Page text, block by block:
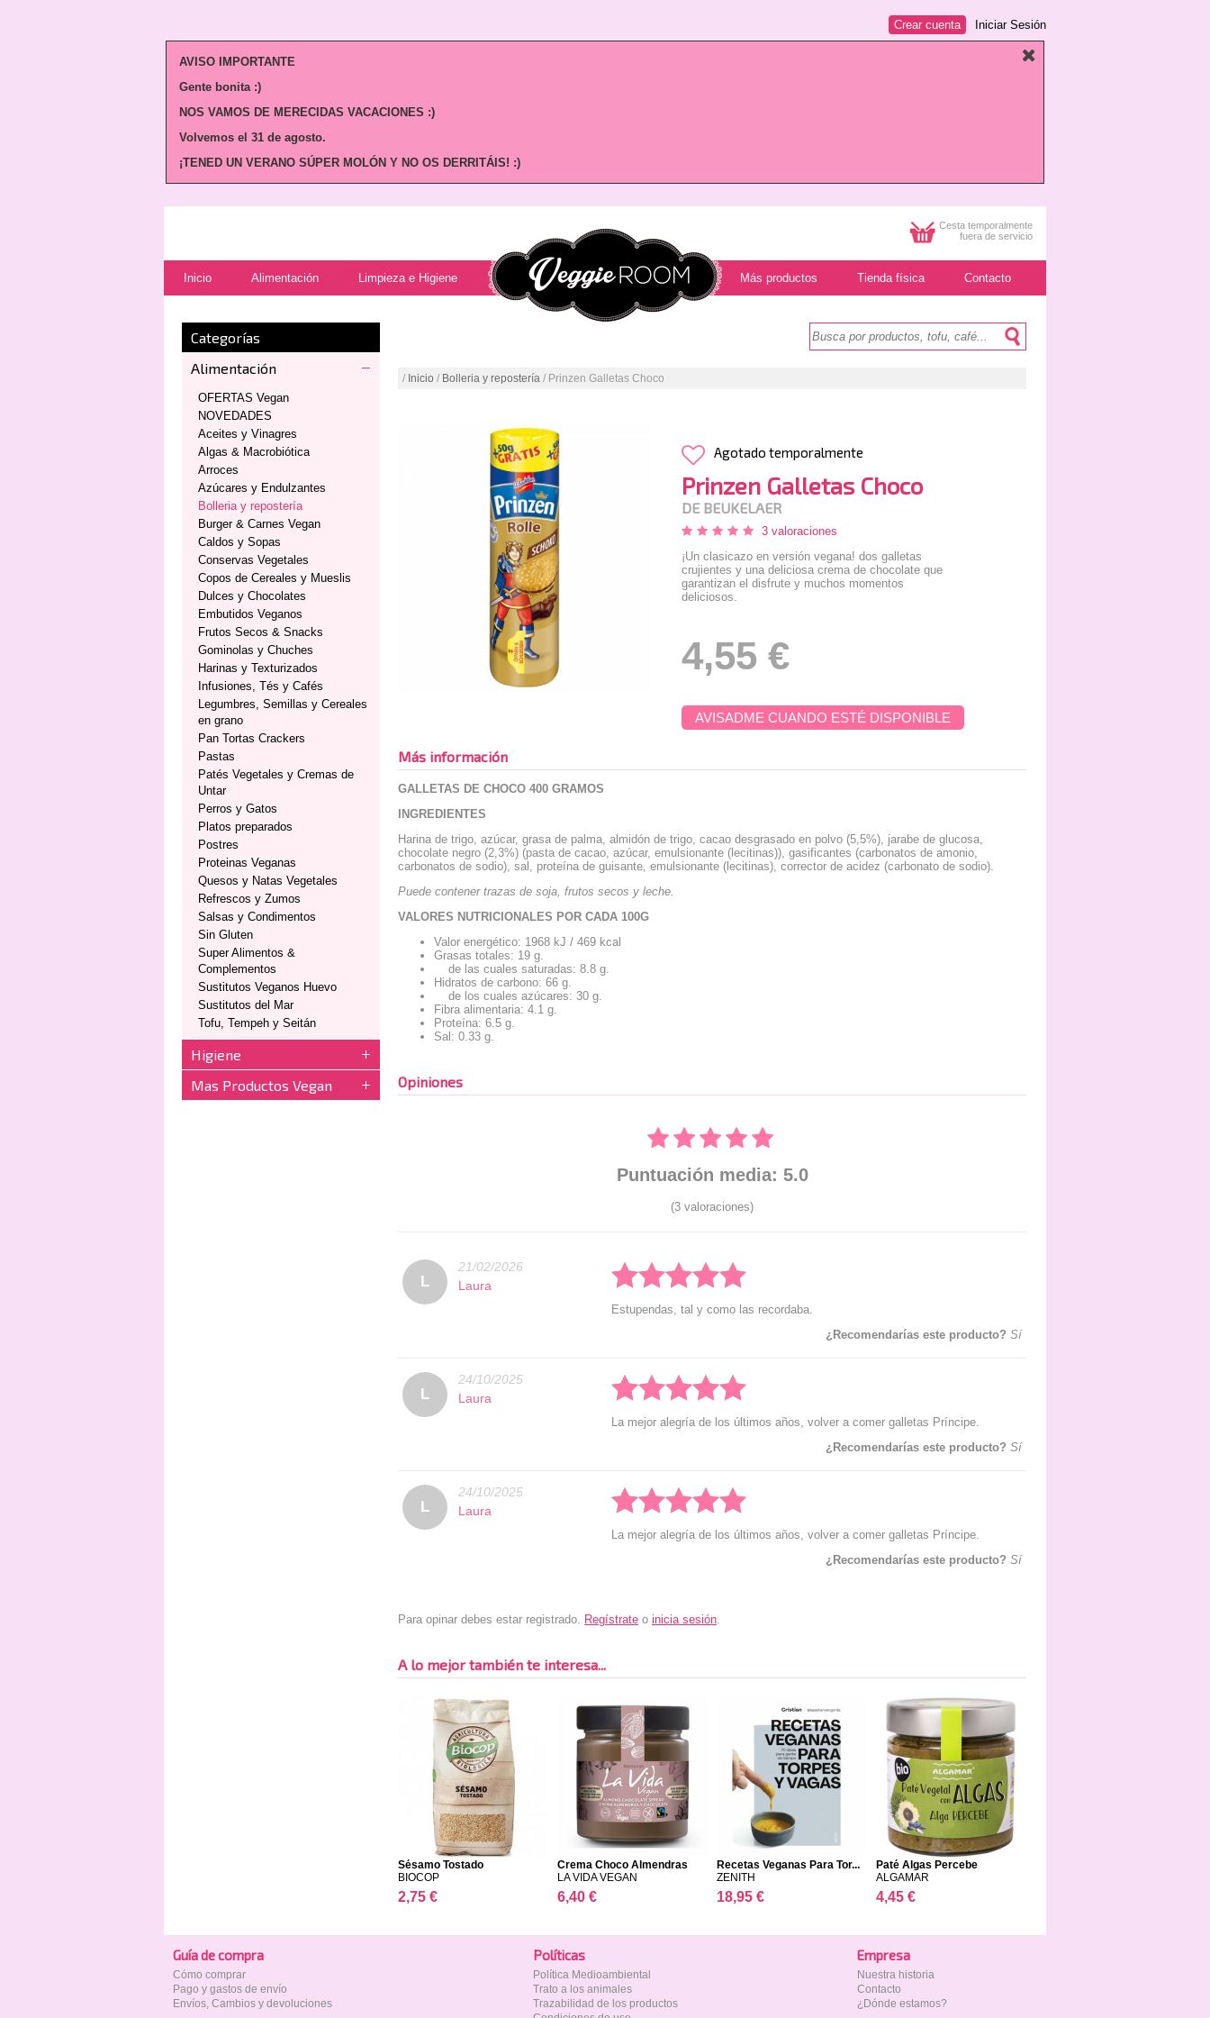
Iniciar Sesión
Crear cuenta
AVISO IMPORTANTE
Gente bonita :)
NOS VAMOS DE MERECIDAS VACACIONES :)
Volvemos el 31 de agosto.
¡TENED UN VERANO SÚPER MOLÓN Y NO OS DERRITÁIS! :)
Cesta temporalmente
fuera de servicio
Inicio Alimentación Limpieza e Higiene Más productos Tienda física Contacto
Categorías
Alimentación
OFERTAS Vegan
NOVEDADES
Aceites y Vinagres
Algas & Macrobiótica
Arroces
Azúcares y Endulzantes
Bolleria y repostería
Burger & Carnes Vegan
Caldos y Sopas
Conservas Vegetales
Copos de Cereales y Mueslis
Dulces y Chocolates
Embutidos Veganos
Frutos Secos & Snacks
Gominolas y Chuches
Harinas y Texturizados
Infusiones, Tés y Cafés
Legumbres, Semillas y Cereales
en grano
Pan Tortas Crackers
Pastas
Patés Vegetales y Cremas de
Untar
Perros y Gatos
Platos preparados
Postres
Proteinas Veganas
Quesos y Natas Vegetales
Refrescos y Zumos
Salsas y Condimentos
Sin Gluten
Super Alimentos &
Complementos
Sustitutos Veganos Huevo
Sustitutos del Mar
Tofu, Tempeh y Seitán
Higiene
Mas Productos Vegan
/ Inicio / Bolleria y repostería / Prinzen Galletas Choco
Agotado temporalmente
Prinzen Galletas Choco
DE BEUKELAER
3 valoraciones
¡Un clasicazo en versión vegana! dos galletas
crujientes y una deliciosa crema de chocolate que
garantizan el disfrute y muchos momentos
deliciosos.
4,55 €
AVISADME CUANDO ESTÉ DISPONIBLE
Más información
GALLETAS DE CHOCO 400 GRAMOS
INGREDIENTES
Harina de trigo, azúcar, grasa de palma, almidón de trigo, cacao desgrasado en polvo (5,5%), jarabe de glucosa,
chocolate negro (2,3%) (pasta de cacao, azúcar, emulsionante (lecitinas)), gasificantes (carbonatos de amonio,
carbonatos de sodio), sal, proteína de guisante, emulsionante (lecitinas), corrector de acidez (carbonato de sodio).
Puede contener trazas de soja, frutos secos y leche.
VALORES NUTRICIONALES POR CADA 100G
Valor energético: 1968 kJ / 469 kcal
Grasas totales: 19 g.
de las cuales saturadas: 8.8 g.
Hidratos de carbono: 66 g.
de los cuales azúcares: 30 g.
Fibra alimentaria: 4.1 g.
Proteína: 6.5 g.
Sal: 0.33 g.
Opiniones
Puntuación media: 5.0
(3 valoraciones)
L
21/02/2026
Laura
Estupendas, tal y como las recordaba.
¿Recomendarías este producto? Sí
L
24/10/2025
Laura
La mejor alegría de los últimos años, volver a comer galletas Príncipe.
¿Recomendarías este producto? Sí
L
24/10/2025
Laura
La mejor alegría de los últimos años, volver a comer galletas Príncipe.
¿Recomendarías este producto? Sí
Para opinar debes estar registrado. Regístrate o inicia sesión.
A lo mejor también te interesa...
Sésamo Tostado
BIOCOP
2,75 €
Crema Choco Almendras
Ba...
LA VIDA VEGAN
6,40 €
Recetas Veganas Para Tor...
ZENITH
18,95 €
Paté Algas Percebe
ALGAMAR
4,45 €
Guía de compra
Cómo comprar
Pago y gastos de envío
Envíos, Cambios y devoluciones
Polí­ticas
Política Medioambiental
Trato a los animales
Trazabilidad de los productos
Empresa
Nuestra historia
Contacto
¿Dónde estamos?